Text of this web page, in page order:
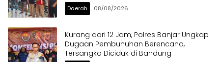
Daerah 08/08/2026
Kurang dari 12 Jam, Polres Banjar Ungkap
Dugaan Pembunuhan Berencana,
Tersangka Diciduk di Bandung